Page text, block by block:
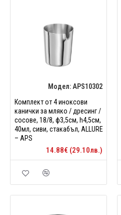
Модел: APS10302
Комплект от 4 иноксови
канички за мляко / дресинг /
сосове, 18/8, ф3,5см, h4,5см,
40мл, сиви, стакабъл, ALLURE
– APS
14.88€ (29.10лв.)